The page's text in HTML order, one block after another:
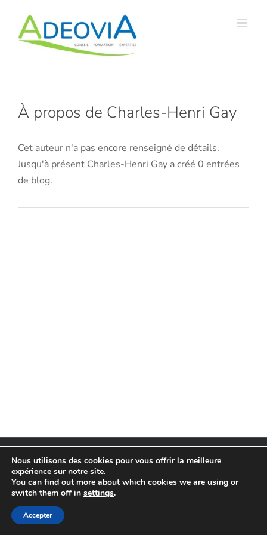
contenu
À propos de Charles-Henri Gay
Cet auteur n'a pas encore renseigné de détails.
Jusqu'à présent Charles-Henri Gay a créé 0 entrées
de blog.
Mentions légales
Nous utilisons des cookies pour vous offrir la meilleure
expérience sur notre site.
You can find out more about which cookies we are using or
switch them off in settings.
Accepter